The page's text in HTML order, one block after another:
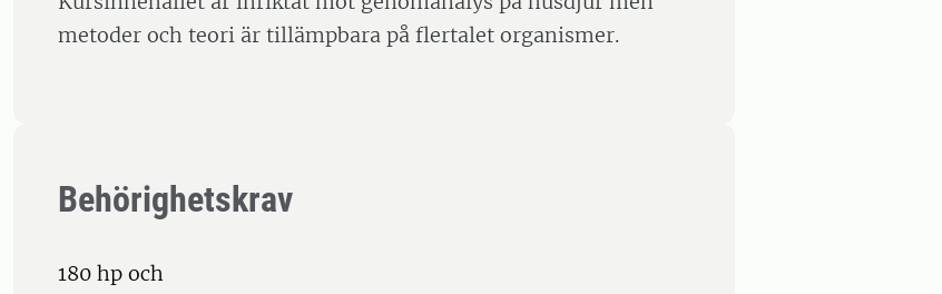
metoder och teori är tillämpbara på flertalet organismer.
Behörighetskrav
180 hp och